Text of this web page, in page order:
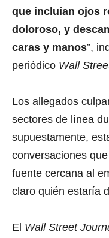
que incluían ojos
doloroso, y
caras y manos”,
periódico Wall
Los allegados
sectores de línea
supuestamente,
conversaciones
fuente cercana al
claro quién estaría
El Wall Street